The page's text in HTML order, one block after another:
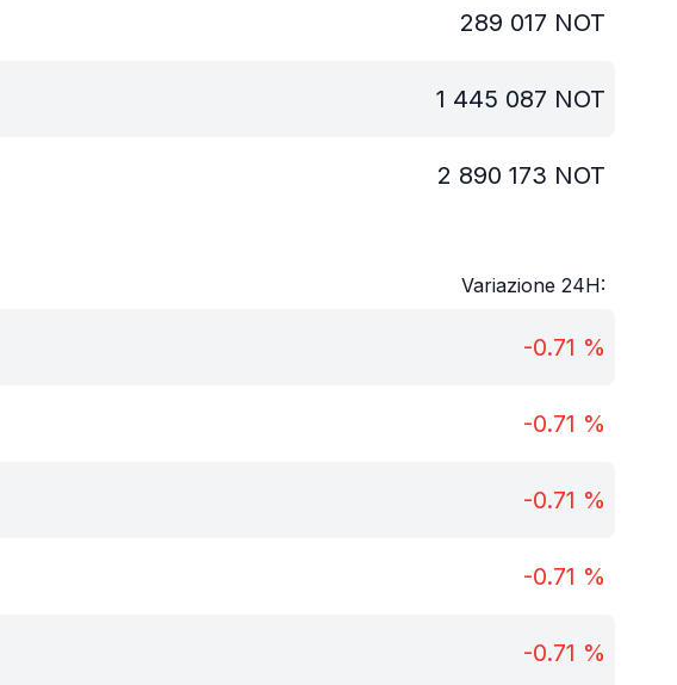
289 017 NOT
1 445 087 NOT
2 890 173 NOT
Variazione 24H:
-0.71 %
-0.71 %
-0.71 %
-0.71 %
-0.71 %